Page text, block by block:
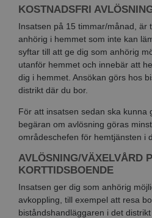
KOSTNADSFRI
Insatsen på 15 timmar/månad, är
anhörig i hemmet som inte kan
syftar till att ge dig som anhörig
utanför hemmet och innebär att
dig i hemmet. Ansökan görs hos
distrikt där du bor.
För att insatsen sedan ska kunna
begäran om avlösning göras
områdeschefen för hemtjänsten i
AVLÖSNING/VÄXELVÅRD
KORTTIDSBOENDE
Insatsen ger dig som anhörig
avkoppling, till exempel att resa
biståndshandläggaren i det distrikt